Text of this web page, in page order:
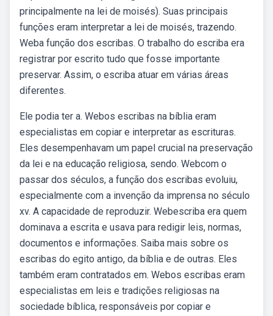
principalmente na lei de moisés). Suas principais
funções eram interpretar a lei de moisés, trazendo.
Weba função dos escribas. O trabalho do escriba era
registrar por escrito tudo que fosse importante
preservar. Assim, o escriba atuar em várias áreas
diferentes.
Ele podia ter a. Webos escribas na bíblia eram
especialistas em copiar e interpretar as escrituras.
Eles desempenhavam um papel crucial na preservação
da lei e na educação religiosa, sendo. Webcom o
passar dos séculos, a função dos escribas evoluiu,
especialmente com a invenção da imprensa no século
xv. A capacidade de reproduzir. Webescriba era quem
dominava a escrita e usava para redigir leis, normas,
documentos e informações. Saiba mais sobre os
escribas do egito antigo, da bíblia e de outras. Eles
também eram contratados em. Webos escribas eram
especialistas em leis e tradições religiosas na
sociedade bíblica, responsáveis por copiar e